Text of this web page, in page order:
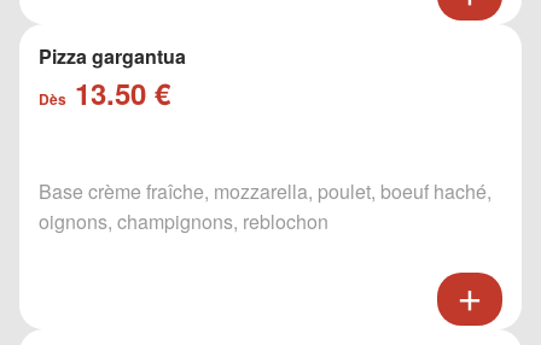
Pizza gargantua
Dès 13.50 €
Base crème fraîche, mozzarella, poulet, boeuf haché,
oignons, champignons, reblochon